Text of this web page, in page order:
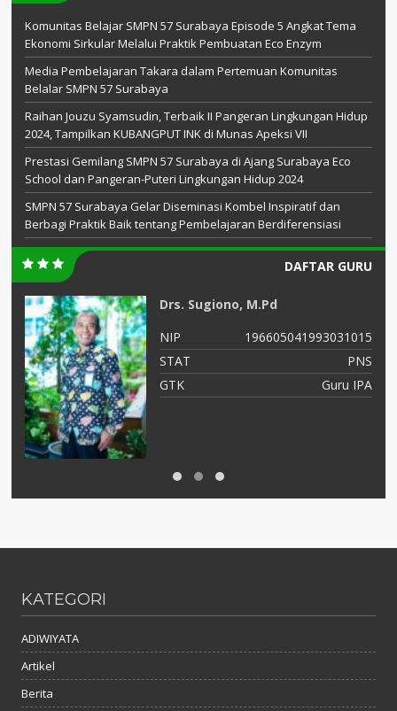
Komunitas Belajar SMPN 57 Surabaya Episode 5 Angkat Tema
Ekonomi Sirkular Melalui Praktik Pembuatan Eco Enzym
Media Pembelajaran Takara dalam Pertemuan Komunitas
Belalar SMPN 57 Surabaya
Raihan Jouzu Syamsudin, Terbaik II Pangeran Lingkungan Hidup
2024, Tampilkan KUBANGPUT INK di Munas Apeksi VII
Prestasi Gemilang SMPN 57 Surabaya di Ajang Surabaya Eco
School dan Pangeran-Puteri Lingkungan Hidup 2024
SMPN 57 Surabaya Gelar Diseminasi Kombel Inspiratif dan
Berbagi Praktik Baik tentang Pembelajaran Berdiferensiasi
DAFTAR GURU
Drs. Sugiono, M.Pd
NIP
196605041993031015
STAT
PNS
GTK
Guru IPA
KATEGORI
ADIWIYATA
Artikel
Berita